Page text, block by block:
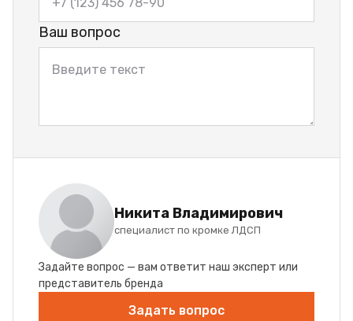
Ваш вопрос
Никита Владимирович
специалист по кромке ЛДСП
Задайте вопрос — вам ответит наш эксперт или
представитель бренда
Задать вопрос